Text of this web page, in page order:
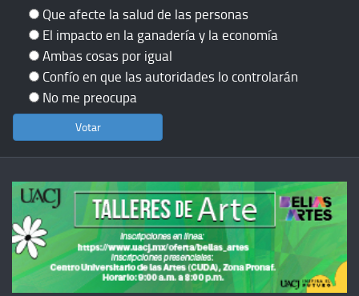
Que afecte la salud de las personas
El impacto en la ganadería y la economía
Ambas cosas por igual
Confío en que las autoridades lo controlarán
No me preocupa